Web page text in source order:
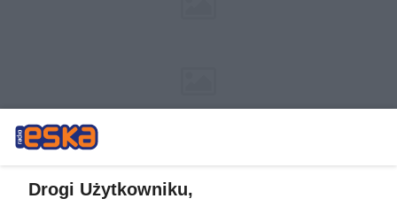
Drogi Użytkowniku,